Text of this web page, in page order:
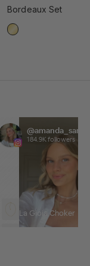
Bordeaux Set
18k Gold Vermeil
@amanda_sand
184.9K followers
La Gioia Choker